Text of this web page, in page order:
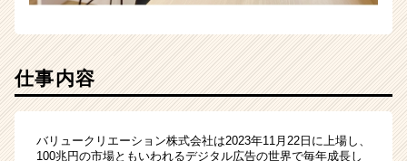
ア
仕事内容
バリュークリエーション株式会社は2023年11月22日に上場し、
100兆円の市場ともいわれるデジタル広告の世界で毎年成長し